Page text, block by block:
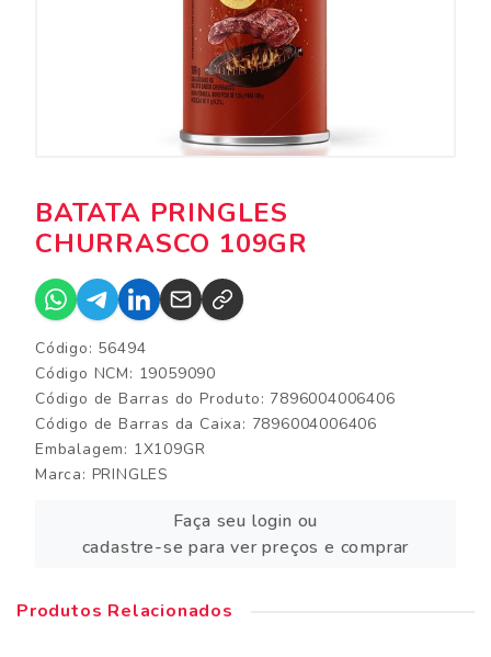
BATATA PRINGLES
CHURRASCO 109GR
Código: 56494
Código NCM: 19059090
Código de Barras do Produto: 7896004006406
Código de Barras da Caixa: 7896004006406
Embalagem: 1X109GR
Marca: PRINGLES
Faça seu login ou
cadastre-se para ver preços e comprar
Produtos Relacionados